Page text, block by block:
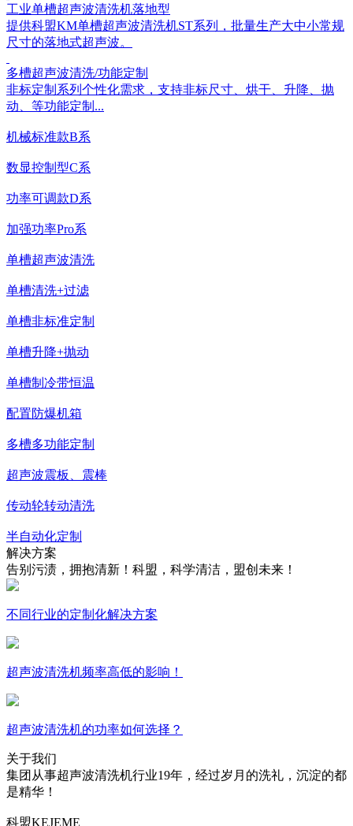
工业单槽超声波清洗机落地型
提供科盟KM单槽超声波清洗机ST系列，批量生产大中小常规
尺寸的落地式超声波。
多槽超声波清洗/功能定制
非标定制系列个性化需求，支持非标尺寸、烘干、升降、抛
动、等功能定制...
机械标准款B系
数显控制型C系
功率可调款D系
加强功率Pro系
单槽超声波清洗
单槽清洗+过滤
单槽非标准定制
单槽升降+抛动
单槽制冷带恒温
配置防爆机箱
多槽多功能定制
超声波震板、震棒
传动轮转动清洗
半自动化定制
解决方案
告别污渍，拥抱清新！科盟，科学清洁，盟创未来！
不同行业的定制化解决方案
超声波清洗机频率高低的影响！
超声波清洗机的功率如何选择？
关于我们
集团从事超声波清洗机行业19年，经过岁月的洗礼，沉淀的都
是精华！
科盟KEJEME